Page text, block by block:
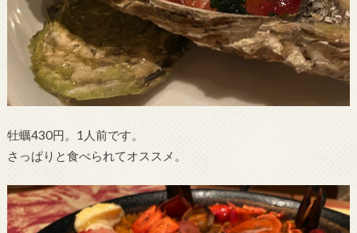
牡蠣430円。1人前です。
さっぱりと食べられてオススメ。